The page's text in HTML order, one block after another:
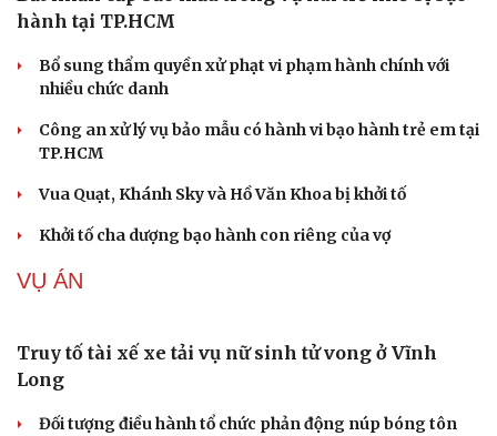
Bê bối thi THPT ở Tuyên Quang, Quảng Trị: Thí
Bộ Công an đề xuất phạt tù 1-5 năm với người chuẩn bị
thực hiện hành vi "Hiếp dâm"
Vụ án điểm 10 môn Toán: Nữ giáo viên ra đầu thú liệu có